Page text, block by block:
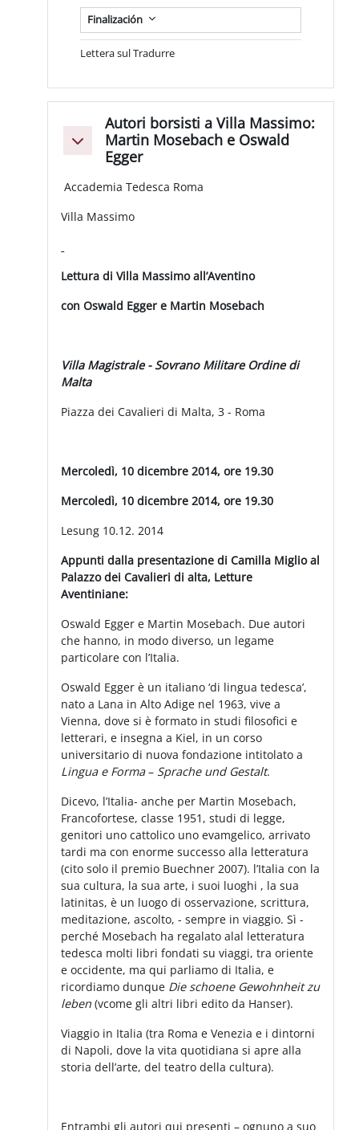
Finalización
Lettera sul Tradurre
Colapsar
Autori borsisti a Villa Massimo:
Martin Mosebach e Oswald
Egger
Accademia Tedesca Roma
Villa Massimo
Lettura di Villa Massimo all’Aventino
con Oswald Egger e Martin Mosebach
Villa Magistrale - Sovrano Militare Ordine di
Malta
Piazza dei Cavalieri di Malta, 3 - Roma
Mercoledì, 10 dicembre 2014, ore 19.30
Mercoledì, 10 dicembre 2014, ore 19.30
Lesung 10.12. 2014
Appunti dalla presentazione di Camilla Miglio al
Palazzo dei Cavalieri di alta, Letture
Aventiniane:
Oswald Egger e Martin Mosebach. Due autori
che hanno, in modo diverso, un legame
particolare con l’Italia.
Oswald Egger è un italiano ‘di lingua tedesca’,
nato a Lana in Alto Adige nel 1963, vive a
Vienna, dove si è formato in studi filosofici e
letterari, e insegna a Kiel, in un corso
universitario di nuova fondazione intitolato a
Lingua e Forma– Sprache und Gestalt.
Dicevo, l’Italia- anche per Martin Mosebach,
Francofortese, classe 1951, studi di legge,
genitori uno cattolico uno evamgelico, arrivato
tardi ma con enorme successo alla letteratura
(cito solo il premio Buechner 2007). l’Italia con la
sua cultura, la sua arte, i suoi luoghi , la sua
latinitas, è un luogo di osservazione, scrittura,
meditazione, ascolto, - sempre in viaggio. Sì -
perché Mosebach ha regalato alal letteratura
tedesca molti libri fondati su viaggi, tra oriente
e occidente, ma qui parliamo di Italia, e
ricordiamo dunque Die schoene Gewohnheit zu
leben (vcome gli altri libri edito da Hanser).
Viaggio in Italia (tra Roma e Venezia e i dintorni
di Napoli, dove la vita quotidiana si apre alla
storia dell’arte, del teatro della cultura).
Entrambi gli autori qui presenti – ognuno a suo